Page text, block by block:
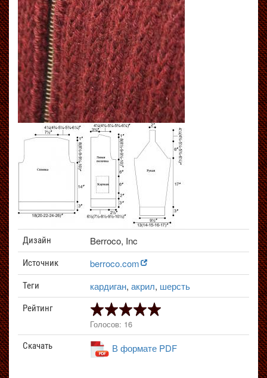
Дизайн Berroco, Inc
Источник berroco.com
Теги кардиган, акрил, шерсть
Рейтинг
Голосов: 16
Скачать В формате PDF